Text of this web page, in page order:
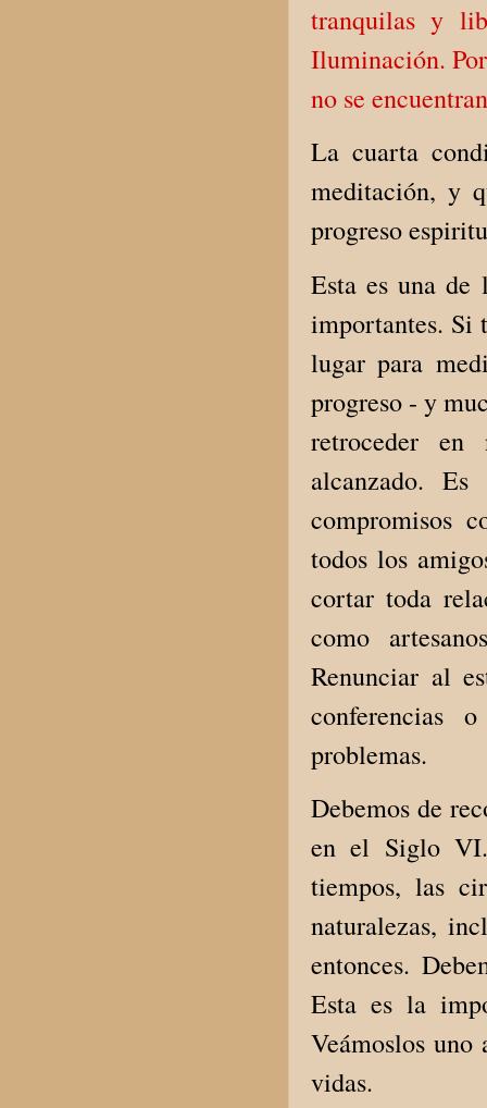
tranquilas y
Iluminación.
no se
La cuarta
meditación, y
progreso
Esta es una de
importantes. Si
lugar para
progreso - y
retroceder en
alcanzado.
compromisos
todos los
cortar toda
como
Renunciar al
conferencias
problemas.
Debemos de
en el Siglo VI.
tiempos, las
naturalezas,
entonces.
Esta es la
Veámoslos uno
vidas.